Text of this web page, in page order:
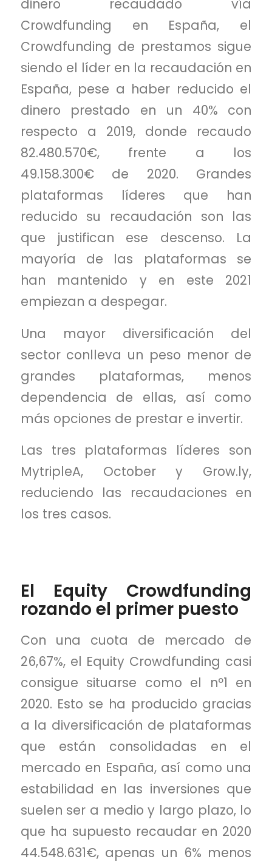
dinero recaudado vía
Crowdfunding en España, el
Crowdfunding de prestamos sigue
siendo el líder en la recaudación en
España, pese a haber reducido el
dinero prestado en un 40% con
respecto a 2019, donde recaudo
82.480.570€, frente a los
49.158.300€ de 2020. Grandes
plataformas líderes que han
reducido su recaudación son las
que justifican ese descenso. La
mayoría de las plataformas se
han mantenido y en este 2021
empiezan a despegar.
Una mayor diversificación del
sector conlleva un peso menor de
grandes plataformas, menos
dependencia de ellas, así como
más opciones de prestar e invertir.
Las tres plataformas líderes son
MytripleA, October y Grow.ly,
reduciendo las recaudaciones en
los tres casos.
El Equity Crowdfunding
rozando el primer puesto
Con una cuota de mercado de
26,67%, el Equity Crowdfunding casi
consigue situarse como el nº1 en
2020. Esto se ha producido gracias
a la diversificación de plataformas
que están consolidadas en el
mercado en España, así como una
estabilidad en las inversiones que
suelen ser a medio y largo plazo, lo
que ha supuesto recaudar en 2020
44.548.631€, apenas un 6% menos